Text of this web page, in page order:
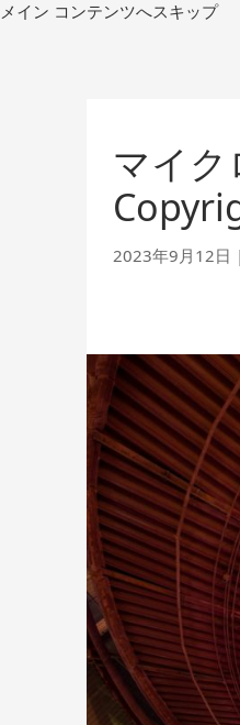
コ
メイン コンテンツへスキップ
マイ
2023年9月12日 |